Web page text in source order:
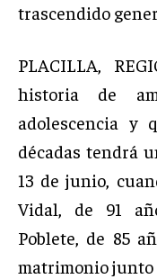
trascendido
PLACILLA,
historia de
adolescencia y
décadas tendrá
13 de junio,
Vidal, de 91
Poblete, de 85
matrimonio junto